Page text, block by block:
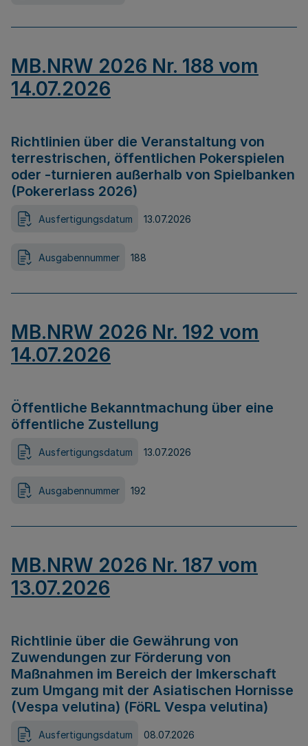
MB.NRW 2026 Nr. 188 vom
14.07.2026
Richtlinien über die Veranstaltung von
terrestrischen, öffentlichen Pokerspielen
oder -turnieren außerhalb von Spielbanken
(Pokererlass 2026)
Ausfertigungsdatum 13.07.2026
Ausgabennummer 188
MB.NRW 2026 Nr. 192 vom
14.07.2026
Öffentliche Bekanntmachung über eine
öffentliche Zustellung
Ausfertigungsdatum 13.07.2026
Ausgabennummer 192
MB.NRW 2026 Nr. 187 vom
13.07.2026
Richtlinie über die Gewährung von
Zuwendungen zur Förderung von
Maßnahmen im Bereich der Imkerschaft
zum Umgang mit der Asiatischen Hornisse
(Vespa velutina) (FöRL Vespa velutina)
Ausfertigungsdatum 08.07.2026